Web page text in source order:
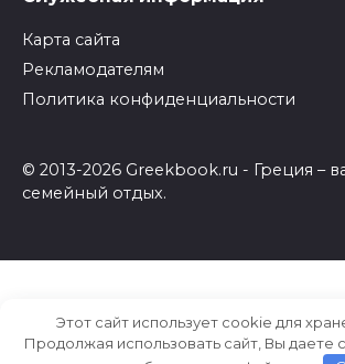
Карта сайта
Рекламодателям
Политика конфиденциальности
© 2013-2026 Greekbook.ru - Греция –
семейный отдых.
Этот сайт использует cookie для
Продолжая использовать сайт, Вы даете